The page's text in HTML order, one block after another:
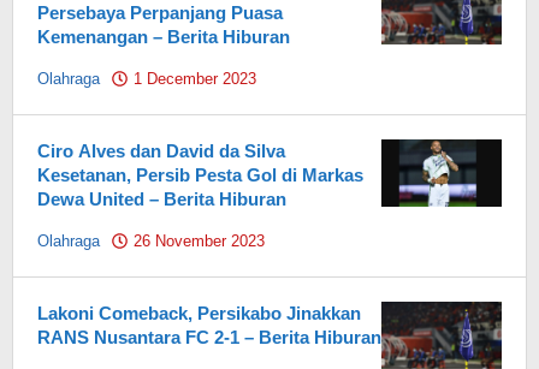
Persebaya Perpanjang Puasa
Kemenangan – Berita Hiburan
Olahraga 1 December 2023
Ciro Alves dan David da Silva
Kesetanan, Persib Pesta Gol di Markas
Dewa United – Berita Hiburan
Olahraga 26 November 2023
Lakoni Comeback, Persikabo Jinakkan
RANS Nusantara FC 2-1 – Berita Hiburan